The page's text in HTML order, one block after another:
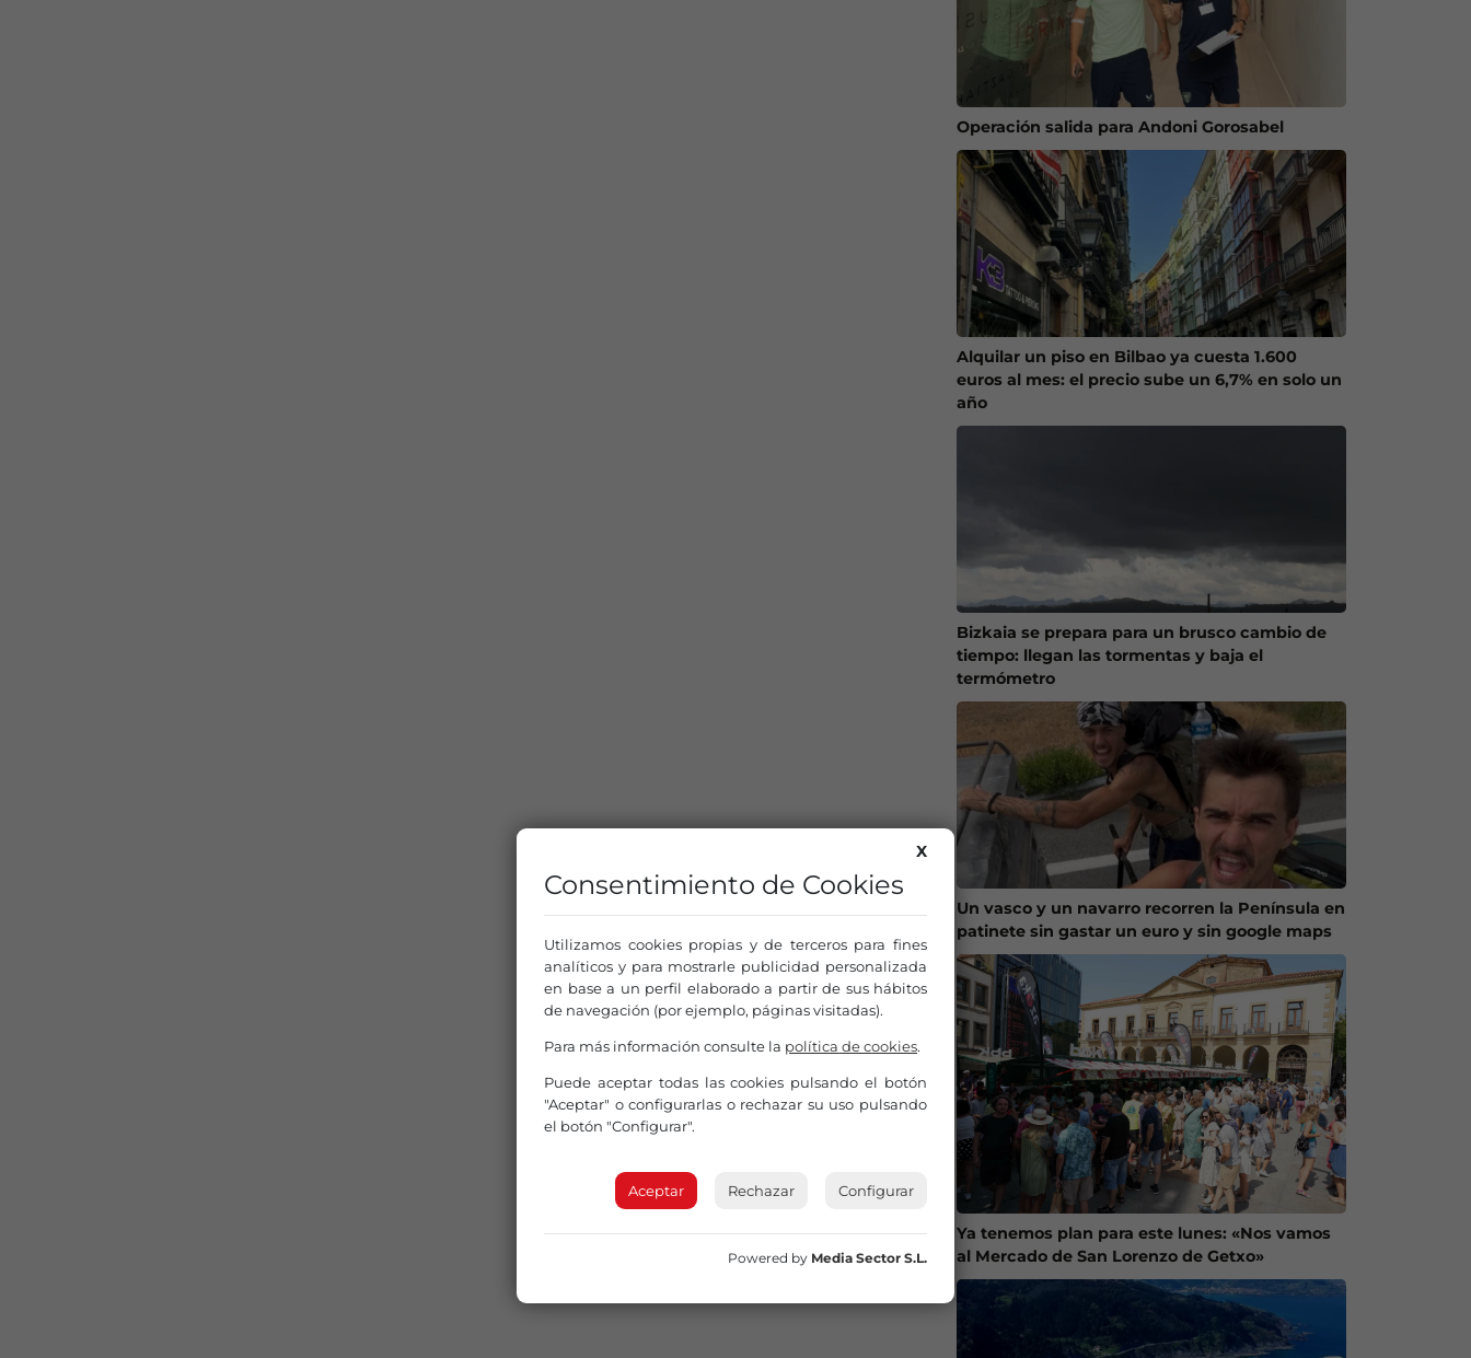
Operación salida para Andoni Gorosabel
Alquilar un piso en Bilbao ya cuesta 1.600
euros al mes: el precio sube un 6,7% en solo un
año
Bizkaia se prepara para un brusco cambio de
tiempo: llegan las tormentas y baja el
termómetro
Un vasco y un navarro recorren la Península en
patinete sin gastar un euro y sin google maps
Ya tenemos plan para este lunes: «Nos vamos
al Mercado de San Lorenzo de Getxo»
X
Consentimiento de Cookies
Utilizamos cookies propias y de terceros para fines
analíticos y para mostrarle publicidad personalizada
en base a un perfil elaborado a partir de sus hábitos
de navegación (por ejemplo, páginas visitadas).
Para más información consulte la política de cookies.
Puede aceptar todas las cookies pulsando el botón
"Aceptar" o configurarlas o rechazar su uso pulsando
el botón "Configurar".
Aceptar Rechazar Configurar
Powered by Media Sector S.L.